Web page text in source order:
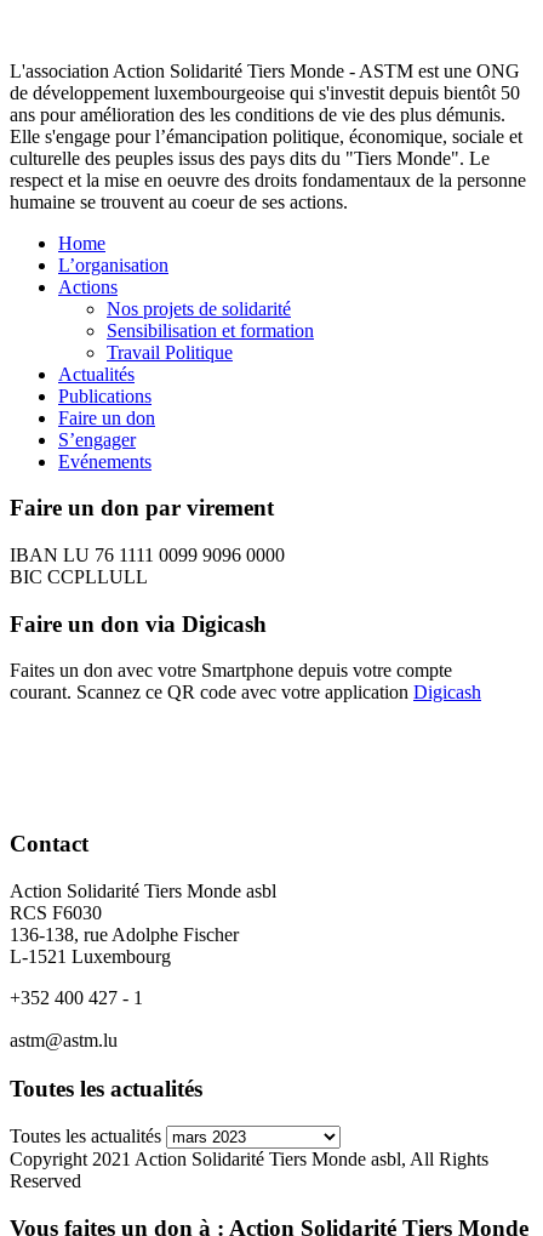
L'association Action Solidarité Tiers Monde - ASTM est une ONG
de développement luxembourgeoise qui s'investit depuis bientôt 50
ans pour amélioration des les conditions de vie des plus démunis.
Elle s'engage pour l’émancipation politique, économique, sociale et
culturelle des peuples issus des pays dits du "Tiers Monde". Le
respect et la mise en oeuvre des droits fondamentaux de la personne
humaine se trouvent au coeur de ses actions.
Home
L’organisation
Actions
Nos projets de solidarité
Sensibilisation et formation
Travail Politique
Actualités
Publications
Faire un don
S’engager
Evénements
Faire un don par virement
IBAN LU 76 1111 0099 9096 0000
BIC CCPLLULL
Faire un don via Digicash
Faites un don avec votre Smartphone depuis votre compte
courant. Scannez ce QR code avec votre application Digicash
Contact
Action Solidarité Tiers Monde asbl
RCS F6030
136-138, rue Adolphe Fischer
L-1521 Luxembourg
+352 400 427 - 1
astm@astm.lu
Toutes les actualités
Toutes les actualités
Copyright 2021 Action Solidarité Tiers Monde asbl, All Rights
Reserved
Vous faites un don à : Action Solidarité Tiers Monde